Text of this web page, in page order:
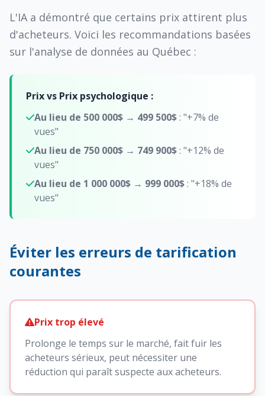
L'IA a démontré que certains prix attirent plus
d'acheteurs. Voici les recommandations basées
sur l'analyse de données au Québec :
Prix vs Prix psychologique :
Au lieu de 500 000$ → 499 500$: "+7% de
vues"
Au lieu de 750 000$ → 749 900$: "+12% de
vues"
Au lieu de 1 000 000$ → 999 000$: "+18% de
vues"
Éviter les erreurs de tarification
courantes
Prix trop élevé
Prolonge le temps sur le marché, fait fuir les
acheteurs sérieux, peut nécessiter une
réduction qui paraît suspecte aux acheteurs.